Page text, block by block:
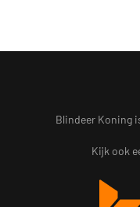
Blindeer Koning
Kijk ook